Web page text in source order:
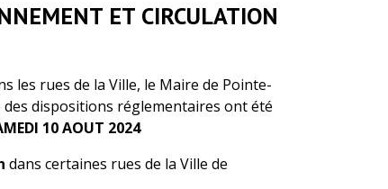
ET CIRCULATION
les rues de la Ville, le Maire de Pointe-
dispositions réglementaires ont été
10 AOUT 2024
dans certaines rues de la Ville de